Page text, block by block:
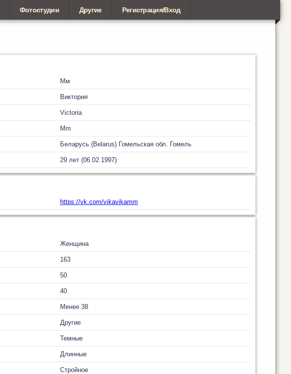
Фотостудии Другие Регистрация/Вход
Мм
Виктория
Victoria
Mm
Беларусь (Belarus) Гомельская обл. Гомель
29 лет (06.02.1997)
https://vk.com/vikavikamm
Женщина
163
50
40
Менее 38
Другие
Темные
Длинные
Стройное